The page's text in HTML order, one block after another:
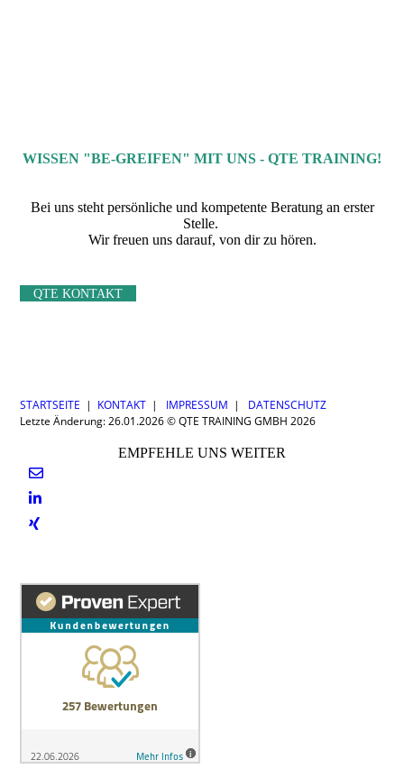
WISSEN "BE-GREIFEN" MIT UNS - QTE TRAINING!
Bei uns steht persönliche und kompetente Beratung an erster
Stelle.
Wir freuen uns darauf, von dir zu hören.
QTE KONTAKT
STARTSEITE | KONTAKT | IMPRESSUM | DATENSCHUTZ
Letzte Änderung: 26.01.2026 © QTE TRAINING GMBH 2026
EMPFEHLE UNS WEITER